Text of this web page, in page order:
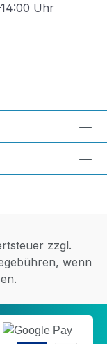
Uhr
zzgl.
wenn